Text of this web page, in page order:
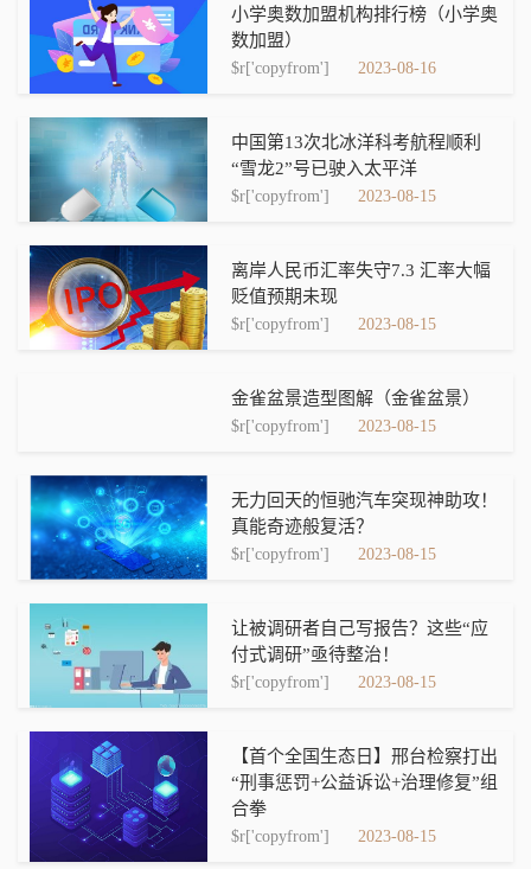
小学奥数加盟机构排行榜（小学奥
数加盟）
$r['copyfrom'] 2023-08-16
中国第13次北冰洋科考航程顺利
“雪龙2”号已驶入太平洋
$r['copyfrom'] 2023-08-15
离岸人民币汇率失守7.3 汇率大幅
贬值预期未现
$r['copyfrom'] 2023-08-15
金雀盆景造型图解（金雀盆景）
$r['copyfrom'] 2023-08-15
无力回天的恒驰汽车突现神助攻！
真能奇迹般复活？
$r['copyfrom'] 2023-08-15
让被调研者自己写报告？这些“应
付式调研”亟待整治！
$r['copyfrom'] 2023-08-15
【首个全国生态日】邢台检察打出
“刑事惩罚+公益诉讼+治理修复”组
合拳
$r['copyfrom'] 2023-08-15